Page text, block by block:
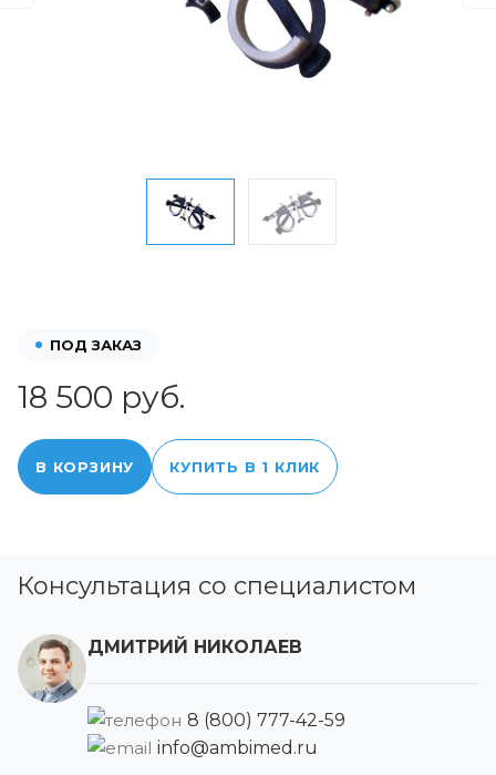
ПОД ЗАКАЗ
18 500 руб.
В КОРЗИНУ КУПИТЬ В 1 КЛИК
Консультация со специалистом
ДМИТРИЙ НИКОЛАЕВ
8 (800) 777-42-59
info@ambimed.ru